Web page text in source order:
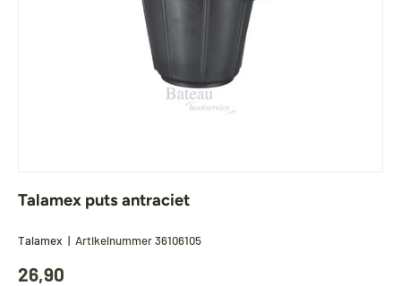
Talamex puts antraciet
Talamex | Artikelnummer36106105
26,90